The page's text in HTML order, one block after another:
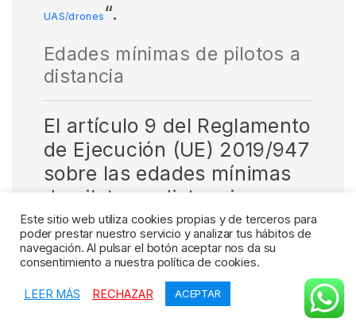
UAS/drones “.
Edades mínimas de pilotos a
distancia
El artículo 9 del Reglamento
de Ejecución (UE) 2019/947
sobre las edades mínimas
de pilotos a distancia
establece que la edad
mínima en las
categorías«abierta» y
«específica»será
Este sitio web utiliza cookies propias y de terceros para
poder prestar nuestro servicio y analizar tus hábitos de
navegación. Al pulsar el botón aceptar nos da su
consentimiento a nuestra política de cookies.
LEER MÁS RECHAZAR ACEPTAR